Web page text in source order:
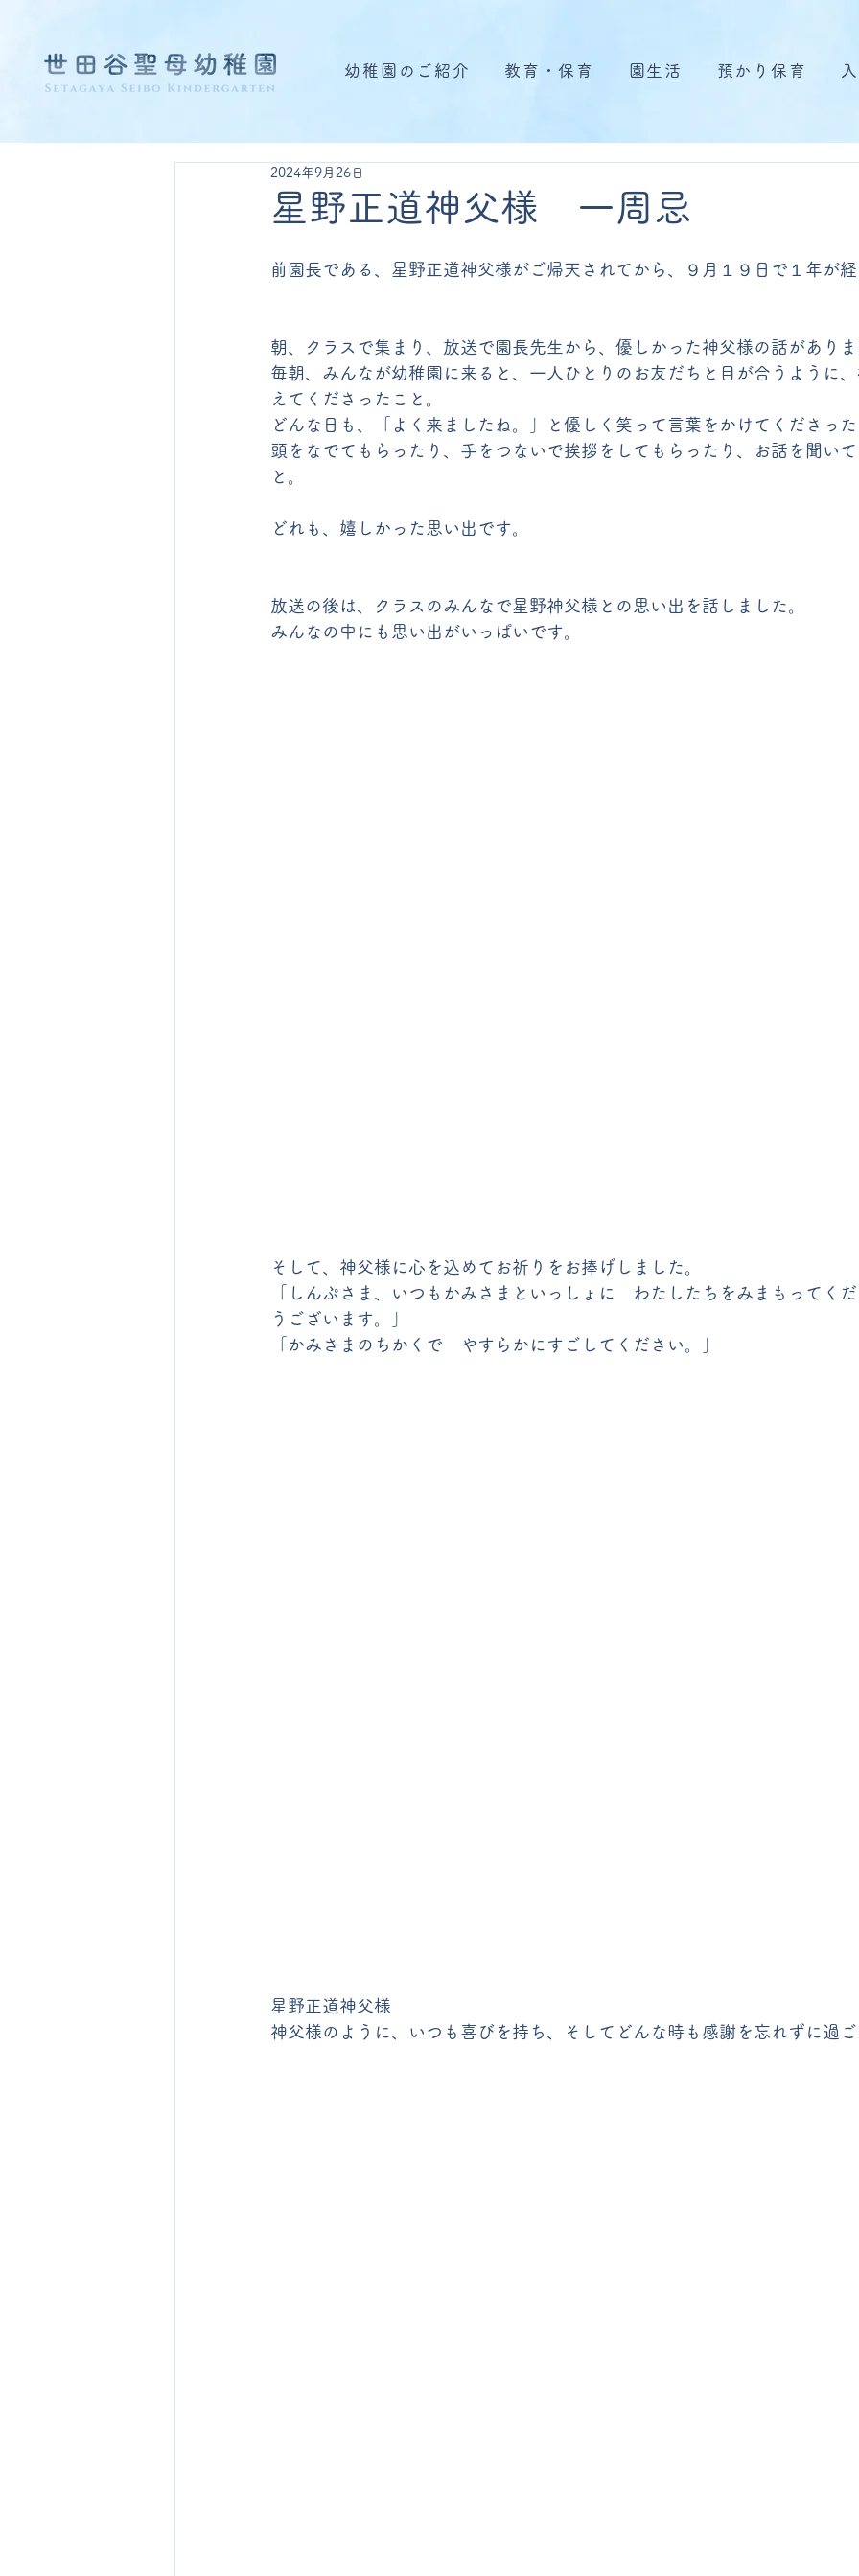
幼稚園のご紹介 教育・保育 園生活 預かり保育
星野正道神父様 一周忌
2024年9月26日
前園長である、星野正道神父様がご帰天されてから、９月１９日で１年が経
朝、クラスで集まり、放送で園長先生から、優しかった神父様の話がありま
毎朝、みんなが幼稚園に来ると、一人ひとりのお友だちと目が合うように
えてくださったこと。
どんな日も、「よく来ましたね。」と優しく笑って言葉をかけてくださった
頭をなでてもらったり、手をつないで挨拶をしてもらったり、お話を聞いて
と。
どれも、嬉しかった思い出です。
放送の後は、クラスのみんなで星野神父様との思い出を話しました。
みんなの中にも思い出がいっぱいです。
そして、神父様に心を込めてお祈りをお捧げしました。
「しんぷさま、いつもかみさまといっしょに　わたしたちをみまもってく
うございます。」
「かみさまのちかくで　やすらかにすごしてください。」
星野正道神父様
神父様のように、いつも喜びを持ち、そしてどんな時も感謝を忘れずに過ご